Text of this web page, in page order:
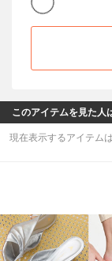
このアイテムを見た人
現在表示するアイテム